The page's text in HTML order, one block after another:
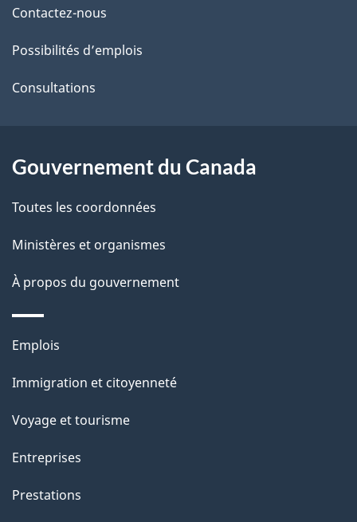
l
s
d
l
p
a
g
e
de
ce
site
Contactez-nous
Possibilités d’emplois
Consultations
Gouvernement du Canada
Toutes les coordonnées
Ministères et organismes
À propos du gouvernement
Thèmes
sujets
Emplois
Immigration et citoyenneté
Voyage et tourisme
Entreprises
Prestations